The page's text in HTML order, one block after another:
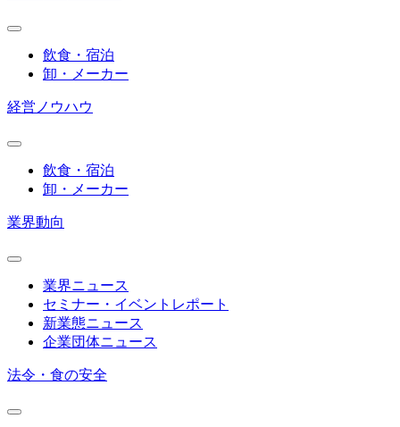
飲食・宿泊
卸・メーカー
経営ノウハウ
飲食・宿泊
卸・メーカー
業界動向
業界ニュース
セミナー・イベントレポート
新業態ニュース
企業団体ニュース
法令・食の安全